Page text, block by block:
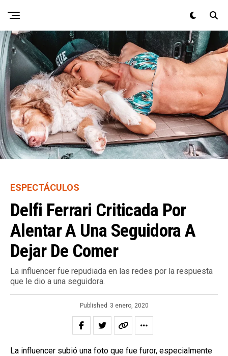
ESPECTÁCULOS
Delfi Ferrari Criticada Por
Alentar A Una Seguidora A
Dejar De Comer
La influencer fue repudiada en las redes por la respuesta
que le dio a una seguidora.
Published 3 enero, 2020
La influencer subió una foto que fue furor, especialmente